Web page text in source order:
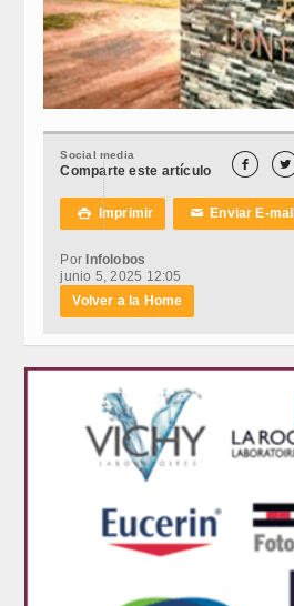
Social media
Comparte este artículo  
 Imprimir ✉Enviar E-mail
Por Infolobos
junio 5, 2025 12:05
Volver a la Home